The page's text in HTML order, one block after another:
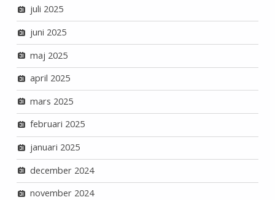
juli 2025
juni 2025
maj 2025
april 2025
mars 2025
februari 2025
januari 2025
december 2024
november 2024